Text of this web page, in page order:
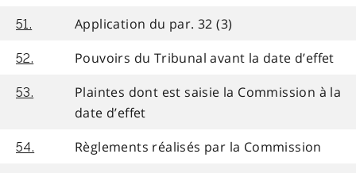
51. Application du par. 32 (3)
52. Pouvoirs du Tribunal avant la date d’effet
53.
Plaintes dont est saisie la Commission à la
date d’effet
54. Règlements réalisés par la Commission